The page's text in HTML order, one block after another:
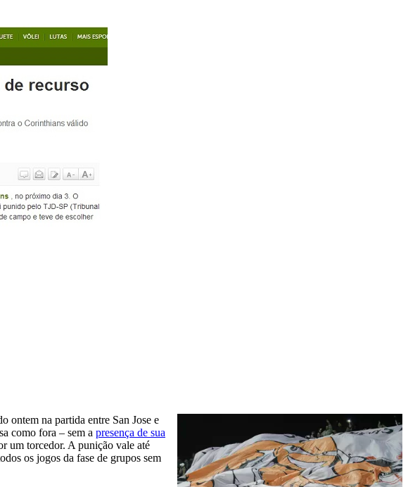
ontem na partida entre San Jose e
como fora – sem a presença de sua
um torcedor. A punição vale até
os jogos da fase de grupos sem